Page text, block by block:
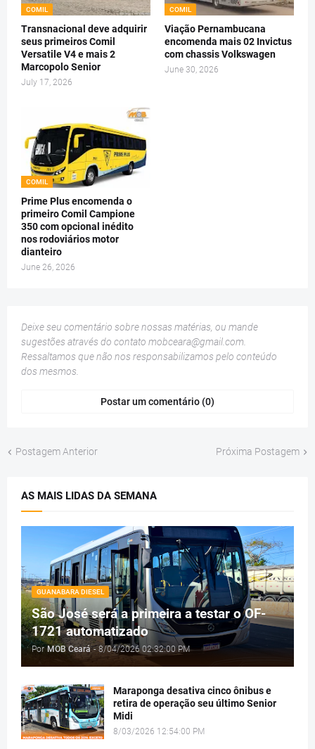
COMIL
Transnacional deve adquirir
seus primeiros Comil
Versatile V4 e mais 2
Marcopolo Senior
July 17, 2026
COMIL
Viação Pernambucana
encomenda mais 02 Invictus
com chassis Volkswagen
June 30, 2026
COMIL
Prime Plus encomenda o
primeiro Comil Campione
350 com opcional inédito
nos rodoviários motor
dianteiro
June 26, 2026
Deixe seu comentário sobre nossas matérias, ou mande
sugestões através do contato mobceara@gmail.com.
Ressaltamos que não nos responsabilizamos pelo conteúdo
dos mesmos.
Postar um comentário (0)
Postagem Anterior Próxima Postagem
AS MAIS LIDAS DA SEMANA
GUANABARA DIESEL
São José será a primeira a testar o OF-
1721 automatizado
Por MOB Ceará - 8/04/2026 02:32:00 PM
Maraponga desativa cinco ônibus e
retira de operação seu último Senior
Midi
8/03/2026 12:54:00 PM